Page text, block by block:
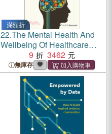
滿額折
22.The Mental Health And
Wellbeing Of Healthcare
Practitioners: Research And
Practice
9 3462
無庫存